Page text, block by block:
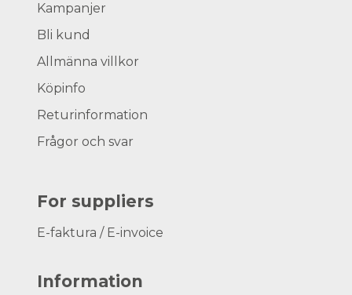
Kampanjer
Bli kund
Allmänna villkor
Köpinfo
Returinformation
Frågor och svar
For suppliers
E-faktura / E-invoice
Information